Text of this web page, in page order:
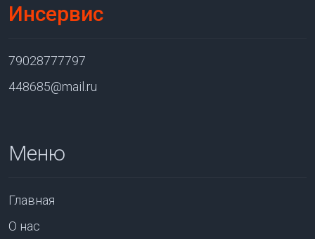
Инсервис
79028777797
448685@mail.ru
Меню
Главная
О нас